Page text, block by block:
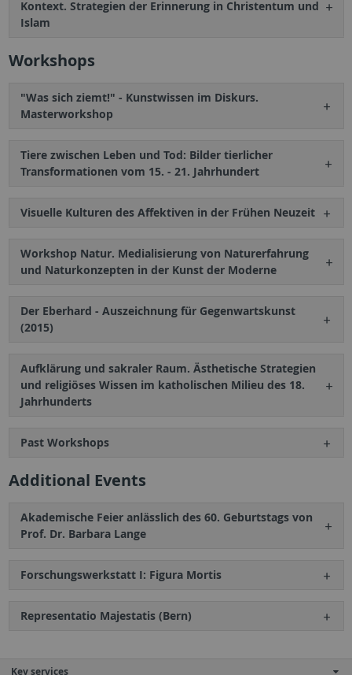
Kontext. Strategien der Erinnerung in Christentum und
Islam
Workshops
"Was sich ziemt!" - Kunstwissen im Diskurs.
Masterworkshop
Tiere zwischen Leben und Tod: Bilder tierlicher
Transformationen vom 15. - 21. Jahrhundert
Visuelle Kulturen des Affektiven in der Frühen Neuzeit
Workshop Natur. Medialisierung von Naturerfahrung
und Naturkonzepten in der Kunst der Moderne
Der Eberhard - Auszeichnung für Gegenwartskunst
(2015)
Aufklärung und sakraler Raum. Ästhetische Strategien
und religiöses Wissen im katholischen Milieu des 18.
Jahrhunderts
Past Workshops
Additional Events
Akademische Feier anlässlich des 60. Geburtstags von
Prof. Dr. Barbara Lange
Forschungswerkstatt I: Figura Mortis
Representatio Majestatis (Bern)
Key services